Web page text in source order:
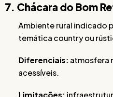
7. Chácara do Bom
Ambiente rural indicado
temática country ou
Diferenciais: atmosfera
acessíveis.
Limitações: